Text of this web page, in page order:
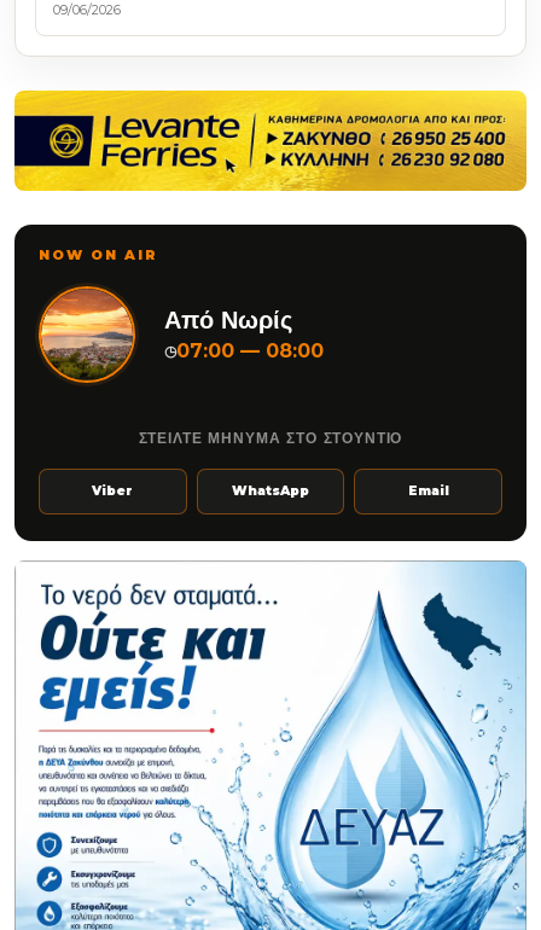
09/06/2026
NOW ON AIR
Από Νωρίς
◷07:00 — 08:00
ΣΤΕΙΛΤΕ ΜΗΝΥΜΑ ΣΤΟ ΣΤΟΥΝΤΙΟ
Viber WhatsApp Email